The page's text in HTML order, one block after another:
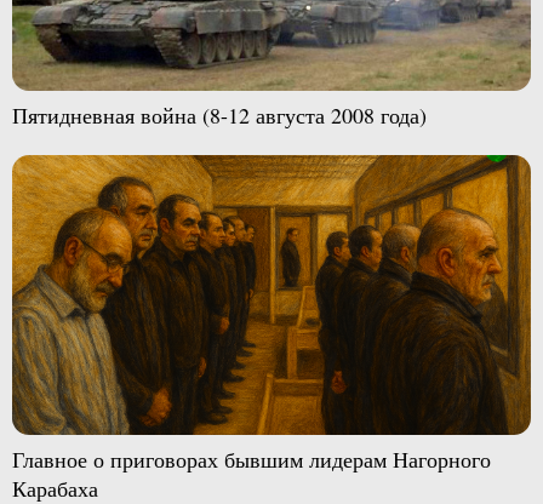
Пятидневная война (8-12 августа 2008 года)
Главное о приговорах бывшим лидерам Нагорного
Карабаха